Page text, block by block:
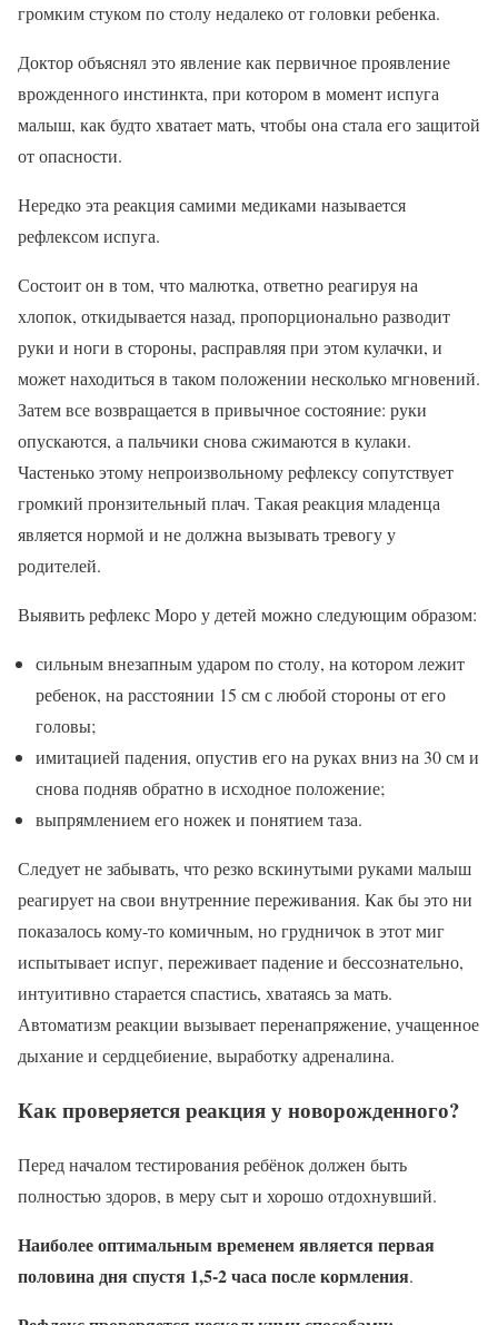
громким стуком по столу недалеко от головки ребенка.
Доктор объяснял это явление как первичное проявление
врожденного инстинкта, при котором в момент испуга
малыш, как будто хватает мать, чтобы она стала его защитой
от опасности.
Нередко эта реакция самими медиками называется
рефлексом испуга.
Состоит он в том, что малютка, ответно реагируя на
хлопок, откидывается назад, пропорционально разводит
руки и ноги в стороны, расправляя при этом кулачки, и
может находиться в таком положении несколько мгновений.
Затем все возвращается в привычное состояние: руки
опускаются, а пальчики снова сжимаются в кулаки.
Частенько этому непроизвольному рефлексу сопутствует
громкий пронзительный плач. Такая реакция младенца
является нормой и не должна вызывать тревогу у
родителей.
Выявить рефлекс Моро у детей можно следующим образом:
сильным внезапным ударом по столу, на котором лежит
ребенок, на расстоянии 15 см с любой стороны от его
головы;
имитацией падения, опустив его на руках вниз на 30 см и
снова подняв обратно в исходное положение;
выпрямлением его ножек и понятием таза.
Следует не забывать, что резко вскинутыми руками малыш
реагирует на свои внутренние переживания. Как бы это ни
показалось кому-то комичным, но грудничок в этот миг
испытывает испуг, переживает падение и бессознательно,
интуитивно старается спастись, хватаясь за мать.
Автоматизм реакции вызывает перенапряжение, учащенное
дыхание и сердцебиение, выработку адреналина.
Как проверяется реакция у новорожденного?
Перед началом тестирования ребёнок должен быть
полностью здоров, в меру сыт и хорошо отдохнувший.
Наиболее оптимальным временем является первая
половина дня спустя 1,5-2 часа после кормления.